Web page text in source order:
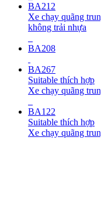
BA212
Xe chạy quãng
không trải nhựa
BA208
BA267
Suitable thích hợp
Xe chạy quãng
BA122
Suitable thích hợp
Xe chạy quãng